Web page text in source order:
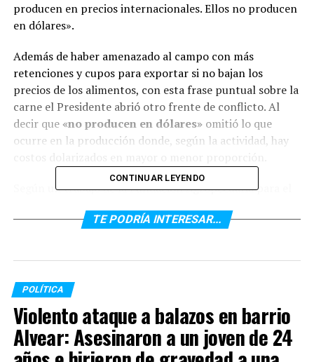
producen en precios internacionales. Ellos no producen
en dólares».
Además de haber amenazado al campo con más
retenciones y cupos para exportar si no bajan los
precios de los alimentos, con esta frase puntual sobre la
carne el Presidente abrió otro frente de conflicto. Al
decir que «no producen en dólares»omitió lo que
ocurre en la producción donde, según la actividad, hay
Según un trabajo de la Fundación Agropecuaria para el
promedio a nivel país el 54% de los costos de hacer
encuentran dolarizados. La bolsa de un híbrido de maíz,
referencias en dólares.Por más que en el mercado
local se los pague en pesos, cuando aumenta el
dólar se necesitan a su vez más pesos para
CONTINUAR LEYENDO
TE PODRÍA INTERESAR...
POLÍTICA
Violento ataque a balazos en barrio
Alvear: Asesinaron a un joven de 24